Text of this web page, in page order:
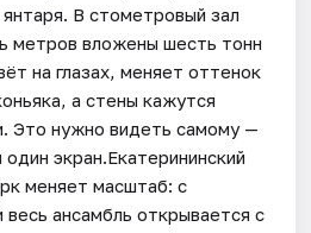
В стометровый зал
метров вложены шесть тонн
на глазах, меняет оттенок
а стены кажутся
Это нужно видеть самому —
экран.Екатерининский
меняет масштаб: с
ансамбль открывается с